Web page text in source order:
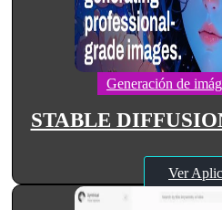
Generación de
STABLE
Ver